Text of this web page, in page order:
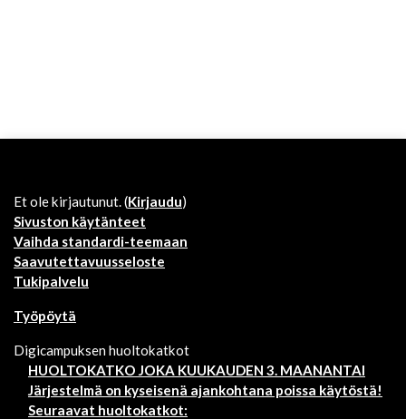
Et ole kirjautunut. (Kirjaudu)
Sivuston käytänteet
Vaihda standardi-teemaan
Saavutettavuusseloste
Tukipalvelu
Työpöytä
Digicampuksen huoltokatkot
HUOLTOKATKO JOKA KUUKAUDEN 3. MAANANTAI
Järjestelmä on kyseisenä ajankohtana poissa käytöstä!
Seuraavat huoltokatkot: